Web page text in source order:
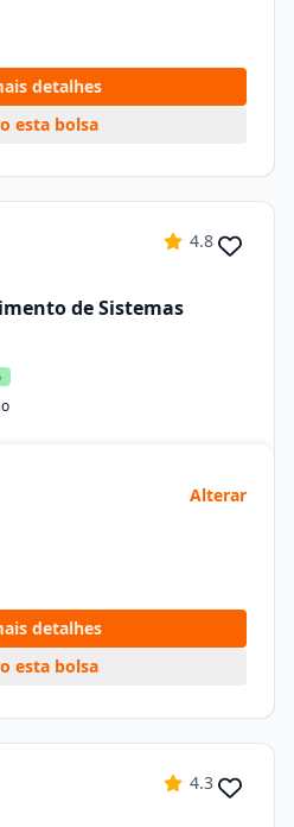
detalhes
esta bolsa
4.8
de Sistemas
Alterar
detalhes
esta bolsa
4.3